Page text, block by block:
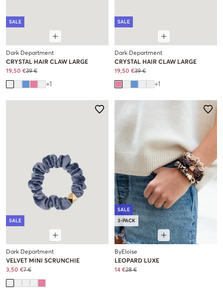
SALE
Dark Department
CRYSTAL HAIR CLAW LARGE
19,50 €39 €
+1
SALE
Dark Department
CRYSTAL HAIR CLAW LARGE
19,50 €39 €
+1
SALE
Dark Department
VELVET MINI SCRUNCHIE
3,50 €7 €
SALE
3-PACK
ByEloise
LEOPARD LUXE
14 €28 €